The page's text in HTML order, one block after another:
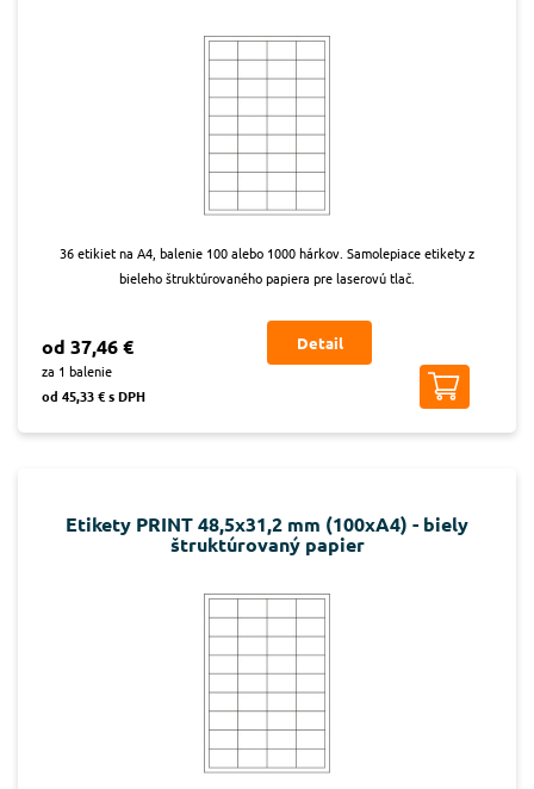
36 etikiet na A4, balenie 100 alebo 1000 hárkov. Samolepiace etikety z
bieleho štruktúrovaného papiera pre laserovú tlač.
od 37,46 €
za 1 balenie
od 45,33 € s DPH
Detail
Etikety PRINT 48,5x31,2 mm (100xA4) - biely
štruktúrovaný papier